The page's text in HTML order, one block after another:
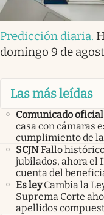
Predicción diaria.
domingo 9 de
Las más leídas
Comunicado oficial
casa con cámaras
cumplimiento de
SCJNFallo
jubilados, ahora el
cuenta del
Es ley Cambia la
Suprema Corte
apellidos